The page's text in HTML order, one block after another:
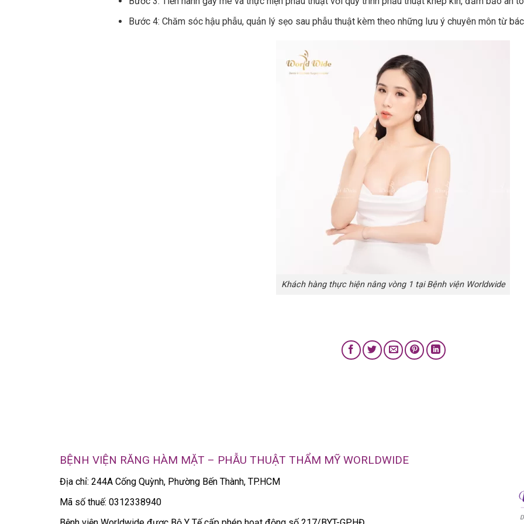
Bước 4: Chăm sóc hậu phẫu, quản lý sẹo sau phẫu thuật kèm theo những lưu ý chuyên môn từ
Khách hàng thực hiện nâng vòng 1 tại Bệnh viện Worldwide
BỆNH VIỆN RĂNG HÀM MẶT – PHẪU THUẬT THẨM MỸ WORLDWIDE
Địa chỉ: 244A Cống Quỳnh, Phường Bến Thành, TP.HCM
Mã số thuế: 0312338940